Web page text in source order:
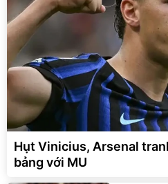
Hụt Vinicius, Arsenal
bảng với MU